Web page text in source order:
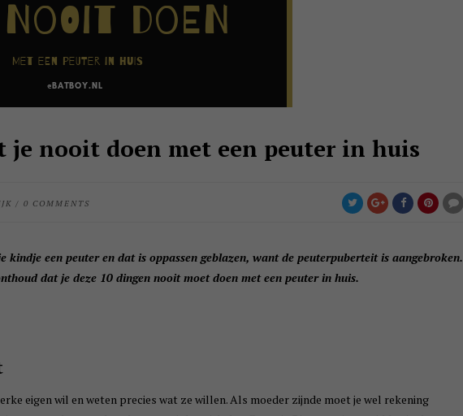
je nooit doen met een peuter in huis
/ 0 COMMENTS
kindje een peuter en dat is oppassen geblazen, want de peuterpuberteit is aangebroken.
dat je deze 10 dingen nooit moet doen met een peuter in huis.
eigen wil en weten precies wat ze willen. Als moeder zijnde moet je wel rekening